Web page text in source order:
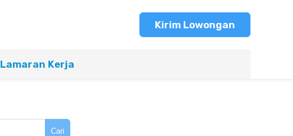
Kirim Lowongan
Lamaran Kerja
Cari